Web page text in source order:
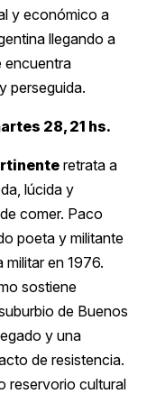
y económico a
llegando a
encuentra
perseguida.
28, 21 hs.
retrata a
lúcida y
comer. Paco
poeta y militante
en 1976.
sostiene
de Buenos
y una
de resistencia.
reservorio cultural